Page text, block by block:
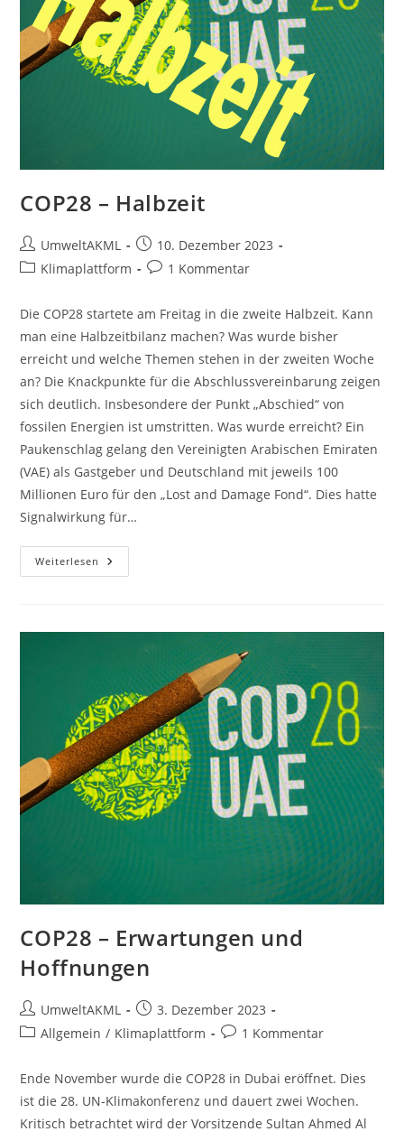
COP28 – Halbzeit
Beitrags-
Autor:
UmweltAKML
Beitrag
veröffentlicht:
10. Dezember 2023
Beitrags-
Klimaplattform
Beitrags-
1 Kommentar
Die COP28 startete am Freitag in die zweite Halbzeit. Kann
man eine Halbzeitbilanz machen? Was wurde bisher
erreicht und welche Themen stehen in der zweiten Woche
an? Die Knackpunkte für die Abschlussvereinbarung zeigen
sich deutlich. Insbesondere der Punkt „Abschied“ von
fossilen Energien ist umstritten. Was wurde erreicht? Ein
Paukenschlag gelang den Vereinigten Arabischen Emiraten
(VAE) als Gastgeber und Deutschland mit jeweils 100
Millionen Euro für den „Lost and Damage Fond“. Dies hatte
Signalwirkung für…
Weiterlesen COP28
–
COP28 – Erwartungen und
Hoffnungen
Beitrags-
Autor:
UmweltAKML
Beitrag
veröffentlicht:
3. Dezember 2023
Beitrags-
Allgemein / Klimaplattform
Beitrags-
1 Kommentar
Ende November wurde die COP28 in Dubai eröffnet. Dies
ist die 28. UN-Klimakonferenz und dauert zwei Wochen.
Kritisch betrachtet wird der Vorsitzende Sultan Ahmed Al